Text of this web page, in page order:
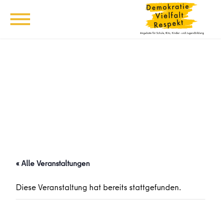
« Alle Veranstaltungen
Diese Veranstaltung hat bereits stattgefunden.